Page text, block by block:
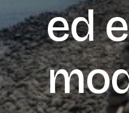
CREW
VITA DI
BLOG
F.A.Q
ed